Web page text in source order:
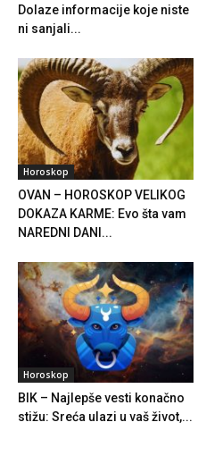
Dolaze informacije koje niste
ni sanjali...
Horoskop
OVAN – HOROSKOP VELIKOG
DOKAZA KARME: Evo šta vam
NAREDNI DANI...
Horoskop
BIK – Najlepše vesti konačno
stižu: Sreća ulazi u vaš život,...